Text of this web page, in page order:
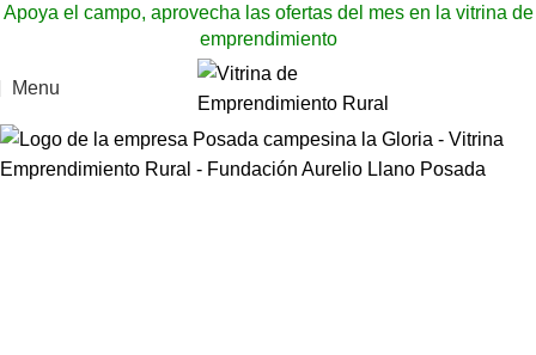
Apoya el campo, aprovecha las ofertas del mes en la vitrina de
emprendimiento
Menu